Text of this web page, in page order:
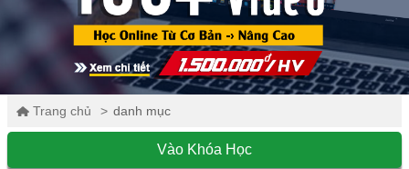
Trang chủ danh mục
Vào Khóa Học